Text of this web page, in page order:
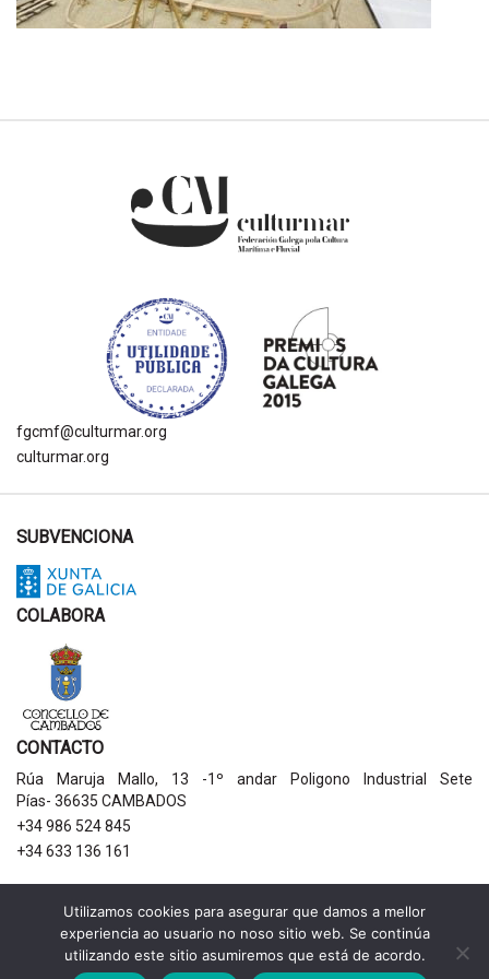
fgcmf@culturmar.org
culturmar.org
SUBVENCIONA
COLABORA
CONTACTO
Rúa Maruja Mallo, 13 -1º andar Poligono Industrial Sete
Pías- 36635 CAMBADOS
+34 986 524 845
+34 633 136 161
AVISOS LEGAIS
Política de privacidade
Aviso legal
Utilizamos cookies para asegurar que damos a mellor
experiencia ao usuario no noso sitio web. Se continúa
utilizando este sitio asumiremos que está de acordo.